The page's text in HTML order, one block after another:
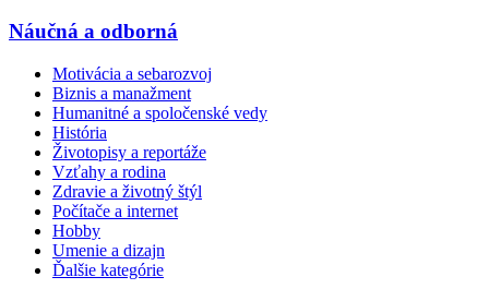
Náučná a odborná
Motivácia a sebarozvoj
Biznis a manažment
Humanitné a spoločenské vedy
História
Životopisy a reportáže
Vzťahy a rodina
Zdravie a životný štýl
Počítače a internet
Hobby
Umenie a dizajn
Ďalšie kategórie